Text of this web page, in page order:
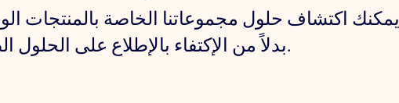
يمكنك اكتشاف حلول مجموعاتنا الخاصة بالمنتجات
بدلاً من الإكتفاء بالإطلاع على الحلول الصناعية فقط لعبوات بران.